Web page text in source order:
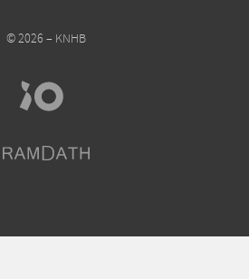
© 2026 – KNHB